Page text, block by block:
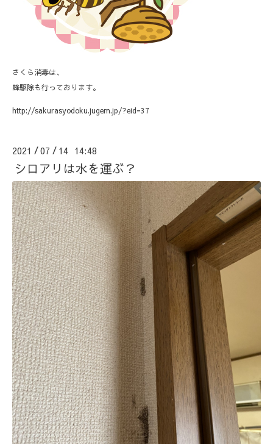
さくら消毒は、
蜂駆除も行っております。
http://sakurasyodoku.jugem.jp/?eid=37
2021 /07 / 14 14:48
シロアリは水を運ぶ？